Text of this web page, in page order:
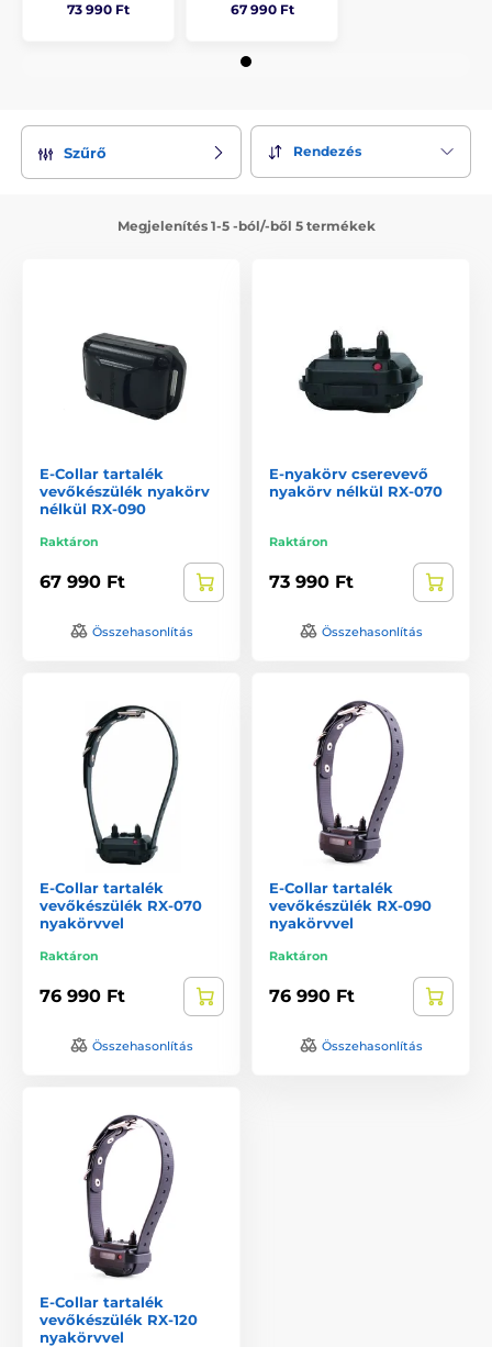
73 990 Ft
67 990 Ft
Szűrő Rendezés
Megjelenítés 1-5 -ból/-ből 5 termékek
E-Collar tartalék
vevőkészülék nyakörv
nélkül RX-090
Raktáron
67 990 Ft
Összehasonlítás
E-nyakörv cserevevő
nyakörv nélkül RX-070
Raktáron
73 990 Ft
Összehasonlítás
E-Collar tartalék
vevőkészülék RX-070
nyakörvvel
Raktáron
76 990 Ft
Összehasonlítás
E-Collar tartalék
vevőkészülék RX-090
nyakörvvel
Raktáron
76 990 Ft
Összehasonlítás
E-Collar tartalék
vevőkészülék RX-120
nyakörvvel